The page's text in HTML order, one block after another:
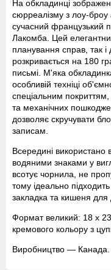
На обкладинці
сюрреалізму з лоу-
сучасний французький
Лакомба. Цей
планування справ, так
розкривається на 180
письмі. М'яка
особливій техніці
спеціальним
та механічних
дозволяє скручувати
записам.
Всередині використано
водяними знаками у
всотує чорнила, не
тому ідеально
закладка та кишеня для
Формат великий: 18 х
кремового кольору з
Виробництво — Канада.